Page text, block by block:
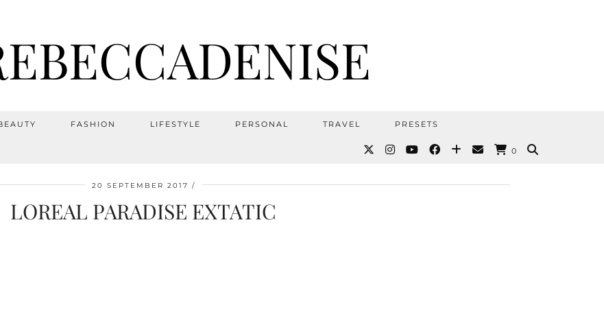
FASHION LIFESTYLE PERSONAL TRAVEL PRESETS
0
20 SEPTEMBER 2017
LOREAL PARADISE EXTATIC